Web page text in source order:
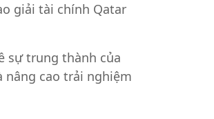
giải tài chính Qatar
sự trung thành của
nâng cao trải nghiệm